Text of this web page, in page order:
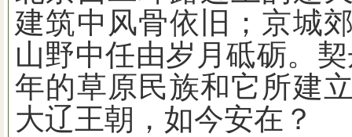
建筑中风骨依旧；京城
山野中任由岁月砥砺。
年的草原民族和它所建
大辽王朝，如今安在？